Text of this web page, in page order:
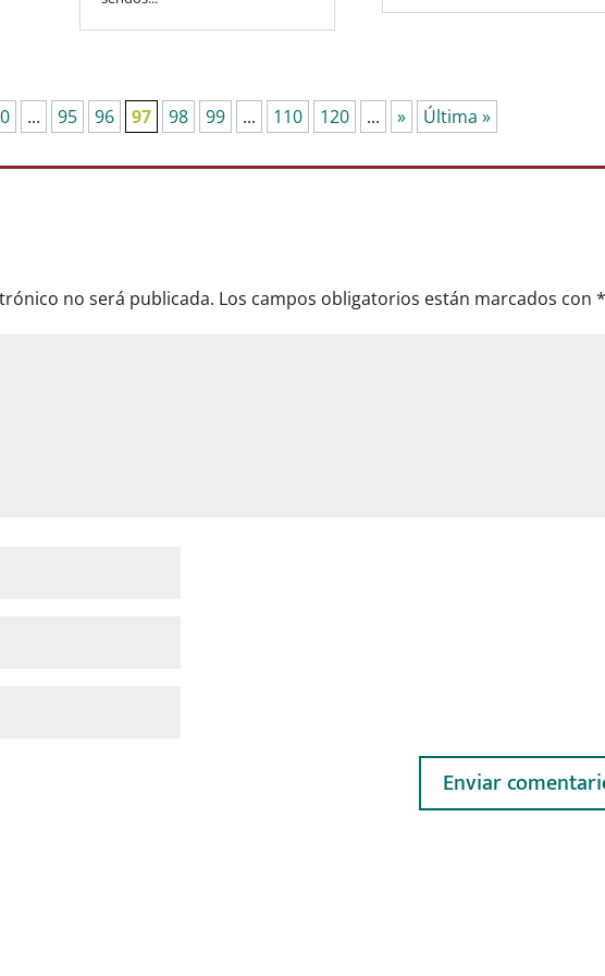
... 95 96 97 98 99 ... 110 120 ... » Última »
no será publicada. Los campos obligatorios están marcados con